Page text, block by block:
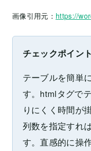
画像引用元： https://
チェックポイン
テーブルを簡単
す。htmlタグで
りにくく時間が
列数を指定すれ
す。直感的に操